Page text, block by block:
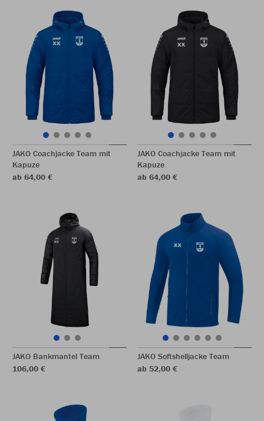
JAKO Coachjacke Team mit
Kapuze
ab 64,00 €
JAKO Coachjacke Team mit
Kapuze
ab 64,00 €
JAKO Bankmantel Team
106,00 €
JAKO Softshelljacke Team
ab 52,00 €